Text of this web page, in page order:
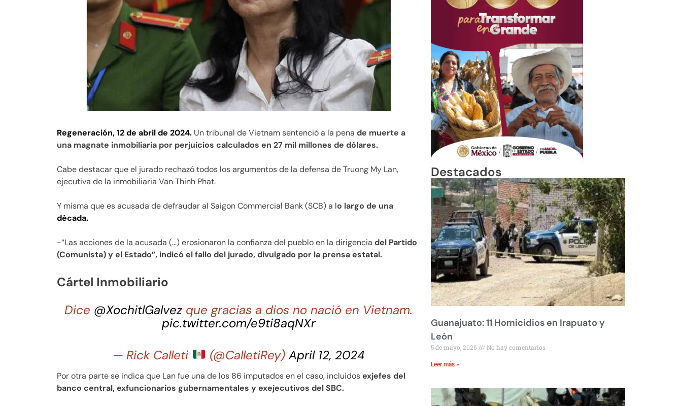
Regeneración, 12 de abril de 2024. Un tribunal de Vietnam sentenció a la pena de muerte a
una magnate inmobiliaria por perjuicios calculados en 27 mil millones de dólares.
Cabe destacar que el jurado rechazó todos los argumentos de la defensa de Truong My Lan,
ejecutiva de la inmobiliaria Van Thinh Phat.
Y misma que es acusada de defraudar al Saigon Commercial Bank (SCB) a lo largo de una
década.
-“Las acciones de la acusada (…) erosionaron la confianza del pueblo en la dirigencia del Partido
(Comunista) y el Estado”, indicó el fallo del jurado, divulgado por la prensa estatal.
Cártel Inmobiliario
Dice @XochitlGalvez que gracias a dios no nació en Vietnam.
pic.twitter.com/e9ti8aqNXr
— Rick Calleti (@CalletiRey)April 12, 2024
Por otra parte se indica que Lan fue una de los 86 imputados en el caso, incluidosexjefes del
banco central, exfuncionarios gubernamentales y exejecutivos del SBC.
Destacados
Guanajuato: 11 Homicidios en Irapuato y
León
5 de mayo, 2026 No hay comentarios
Leer más »